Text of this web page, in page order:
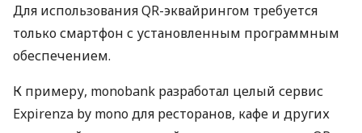
Для использования QR-эквайрингом требуется
только смартфон с установленным программным
обеспечением.
К примеру, monobank разработал целый сервис
Expirenza by mono для ресторанов, кафе и других